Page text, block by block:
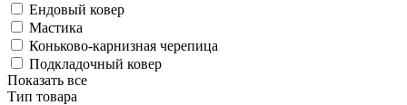
Ендовый ковер
Мастика
Коньково-карнизная черепица
Подкладочный ковер
Показать все
Тип товара